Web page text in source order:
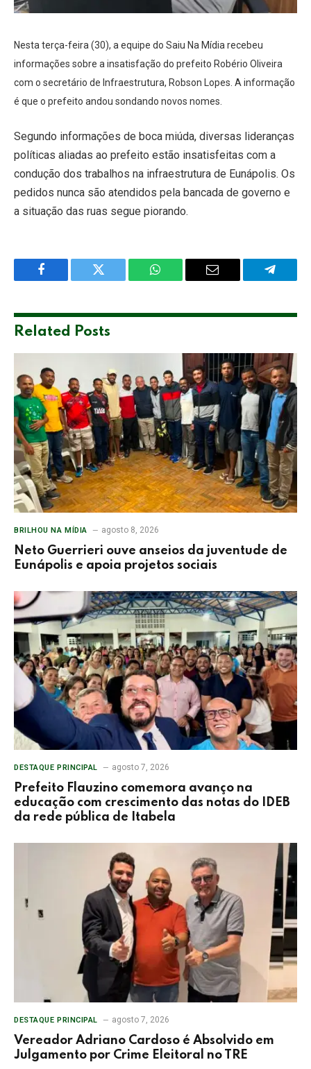
Nesta terça-feira (30), a equipe do Saiu Na Mídia recebeu
informações sobre a insatisfação do prefeito Robério Oliveira
com o secretário de Infraestrutura, Robson Lopes. A informação
é que o prefeito andou sondando novos nomes.
Segundo informações de boca miúda, diversas lideranças
políticas aliadas ao prefeito estão insatisfeitas com a
condução dos trabalhos na infraestrutura de Eunápolis. Os
pedidos nunca são atendidos pela bancada de governo e
a situação das ruas segue piorando.
Facebook Twitter WhatsApp Email
Related Posts
BRILHOU NA MÍDIA agosto 8, 2026
Neto Guerrieri ouve anseios da juventude de
Eunápolis e apoia projetos sociais
DESTAQUE PRINCIPAL agosto 7, 2026
Prefeito Flauzino comemora avanço na
educação com crescimento das notas do IDEB
da rede pública de Itabela
DESTAQUE PRINCIPAL agosto 7, 2026
Vereador Adriano Cardoso é Absolvido em
Julgamento por Crime Eleitoral no TRE